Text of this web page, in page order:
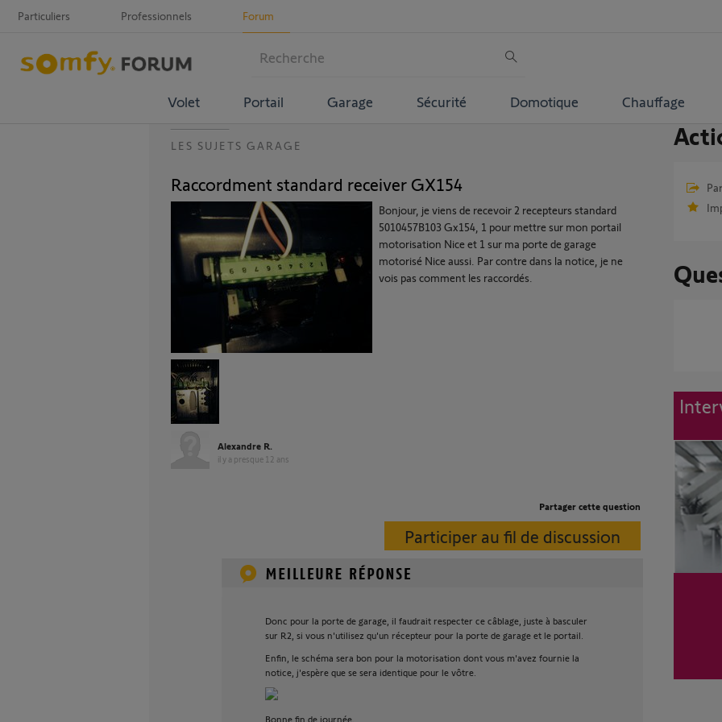
Particuliers Professionnels Forum
Volet Portail Garage Sécurité Domotique Chauffage
LES SUJETS GARAGE
Raccordment standard receiver GX154
Bonjour, je viens de recevoir 2 recepteurs standard
5010457B103 Gx154, 1 pour mettre sur mon portail
motorisation Nice et 1 sur ma porte de garage
motorisé Nice aussi. Par contre dans la notice, je ne
vois pas comment les raccordés.
Alexandre R.
il y a presque 12 ans
Partager cette question
Participer au fil de discussion
Donc pour la porte de garage, il faudrait respecter ce câblage, juste à basculer
sur R2, si vous n'utilisez qu'un récepteur pour la porte de garage et le portail.
Enfin, le schéma sera bon pour la motorisation dont vous m'avez fournie la
notice, j'espère que se sera identique pour le vôtre.
Bonne fin de journée.